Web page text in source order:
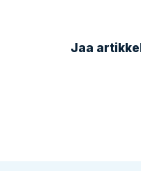
Jaa